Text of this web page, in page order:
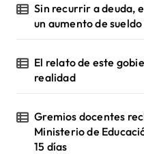
Sin recurrir a deuda,
un aumento de sueldo
El relato de este
realidad
Gremios docentes
Ministerio de
15 días